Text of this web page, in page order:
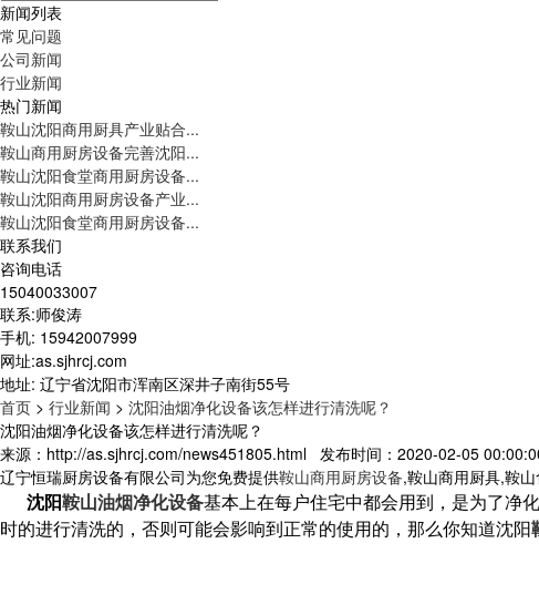
新闻列表
常见问题
公司新闻
行业新闻
热门新闻
鞍山沈阳商用厨具产业贴合...
鞍山商用厨房设备完善沈阳...
鞍山沈阳食堂商用厨房设备...
鞍山沈阳商用厨房设备产业...
鞍山沈阳食堂商用厨房设备...
联系我们
咨询电话
15040033007
联系:师俊涛
手机: 15942007999
网址:as.sjhrcj.com
地址: 辽宁省沈阳市浑南区深井子南街55号
首页 > 行业新闻 > 沈阳油烟净化设备该怎样进行清洗呢？
沈阳油烟净化设备该怎样进行清洗呢？
来源：http://as.sjhrcj.com/news451805.html 发布时间：2020-02-05
辽宁恒瑞厨房设备有限公司为您免费提供鞍山商用厨房设备,鞍山商用厨具,鞍
沈阳鞍山油烟净化设备基本上在每户住宅中都会用到，是为了净
时的进行清洗的，否则可能会影响到正常的使用的，那么你知道沈阳